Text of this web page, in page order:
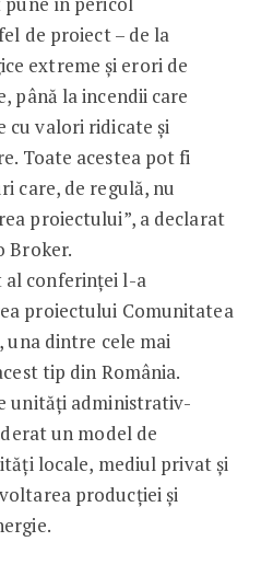
de proiect – de la
extreme și erori de
până la incendii care
cu valori ridicate și
Toate acestea pot fi
care, de regulă, nu
proiectului”, a declarat
Broker.
conferinței l-a
proiectului Comunitatea
una dintre cele mai
tip din România.
unități administrativ-
un model de
locale, mediul privat și
producției și